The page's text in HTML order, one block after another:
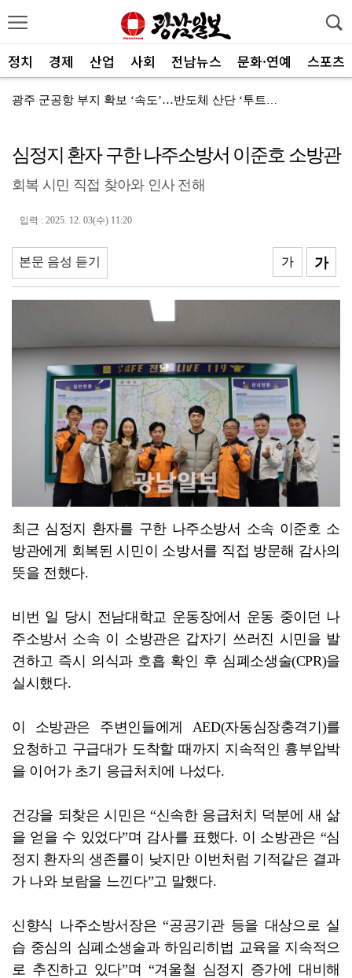
정치 경제 산업 사회 전남뉴스 문화·연예 스포츠
광주 군공항 부지 확보 ‘속도’…반도체 산단 ‘투트랙’...
대포통장으로 5062억 세탁한 점조직 179명 검거
9년만 광주 시내버스 개편…"생활 속 불편 개선을"
주민에 더 가까이…남구 민원실 달라진다
폭염에 쉴 곳 없는 거리 노숙인들…"갈 곳이 없다"
5·18민중항쟁기념행사위, 행사 발전 방향 모색
영광 염전서 동료 7개월간 폭행한 60대 송치
심정지 환자 구한 나주소방서 이준호 소방관
회복 시민 직접 찾아와 인사 전해
입력 : 2025. 12. 03(수) 11:20
본문 음성 듣기 가
가
최근 심정지 환자를 구한 나주소방서 소속 이준호 소
방관에게 회복된 시민이 소방서를 직접 방문해 감사의
뜻을 전했다.
비번 일 당시 전남대학교 운동장에서 운동 중이던 나
주소방서 소속 이 소방관은 갑자기 쓰러진 시민을 발
견하고 즉시 의식과 호흡 확인 후 심폐소생술(CPR)을
실시했다.
이 소방관은 주변인들에게 AED(자동심장충격기)를
요청하고 구급대가 도착할 때까지 지속적인 흉부압박
을 이어가 초기 응급처치에 나섰다.
건강을 되찾은 시민은 “신속한 응급처치 덕분에 새 삶
을 얻을 수 있었다”며 감사를 표했다. 이 소방관은 “심
정지 환자의 생존률이 낮지만 이번처럼 기적같은 결과
가 나와 보람을 느낀다”고 말했다.
신향식 나주소방서장은 “공공기관 등을 대상으로 실
습 중심의 심폐소생술과 하임리히법 교육을 지속적으
로 추진하고 있다”며 “겨울철 심정지 증가에 대비해